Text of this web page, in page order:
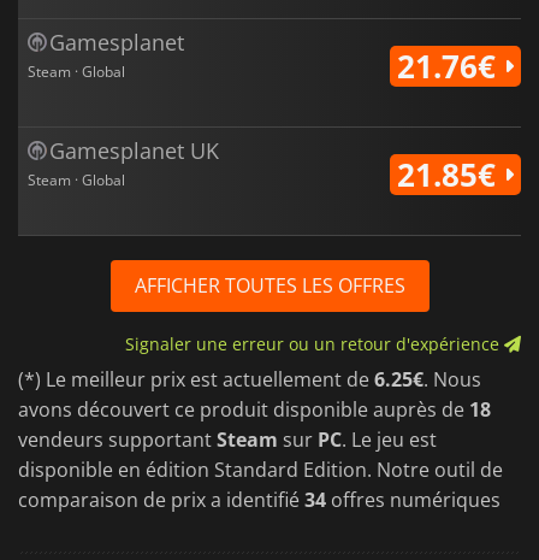
Gamesplanet
Steam · Global 21.76€
Gamesplanet UK
Steam · Global 21.85€
AFFICHER TOUTES LES OFFRES
Signaler une erreur ou un retour d'expérience
(*) Le meilleur prix est actuellement de6.25€. Nous
avons découvert ce produit disponible auprès de 18
vendeurs supportantSteam sur PC. Le jeu est
disponible en édition Standard Edition. Notre outil de
comparaison de prix a identifié34 offres numériques